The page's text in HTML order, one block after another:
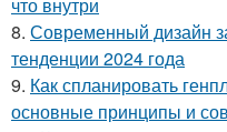
что внутри
8. Современный дизайн
тенденции 2024 года
9. Как спланировать
основные принципы и